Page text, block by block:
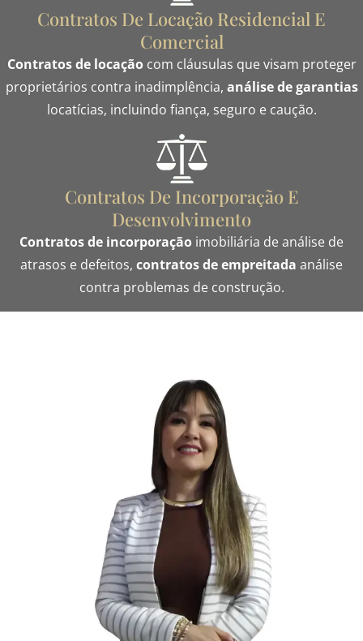
Contratos De Locação Residencial E
Comercial
Contratos de locaçãocom cláusulas que visam proteger
proprietários contra inadimplência, análise de garantias
locatícias, incluindo fiança, seguro e caução.
Contratos De Incorporação E
Desenvolvimento
Contratos de incorporação imobiliária de análise de
atrasos e defeitos, contratos de empreitada análise
contra problemas de construção.